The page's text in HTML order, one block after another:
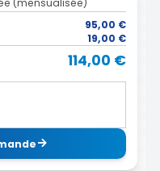
95,00 €
19,00 €
114,00 €